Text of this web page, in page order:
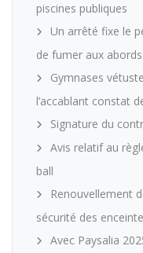
piscines publiques
Un arrêté fixe le
de fumer aux
Gymnases
l’accablant constat
Signature du
Avis relatif au
ball
Renouvellement
sécurité des
Avec Paysalia